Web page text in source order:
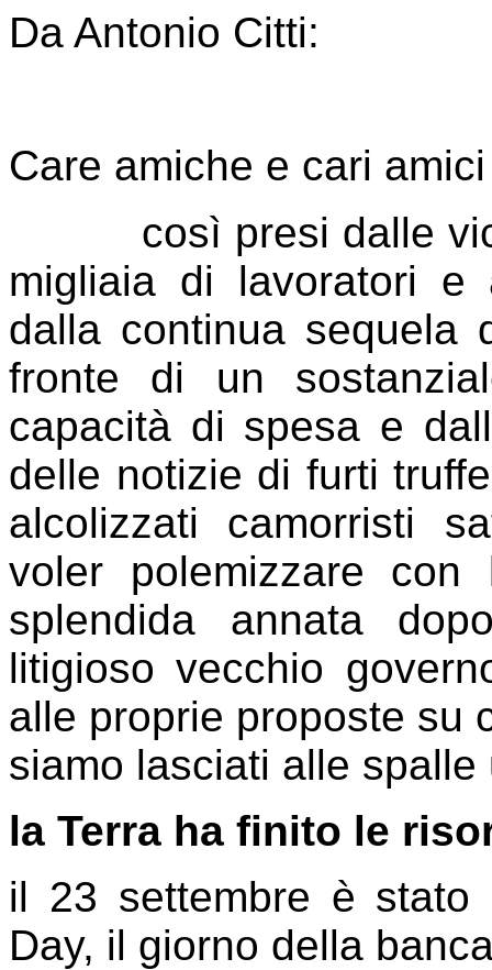
Da Antonio Citti:
Care amiche e cari
così presi dalle
migliaia di lavoratori e
dalla continua sequela
fronte di un
capacità di spesa e
delle notizie di furti
alcolizzati camorristi
voler polemizzare
splendida annata
litigioso vecchio
alle proprie proposte su
siamo lasciati alle
la Terra ha finito le
il 23 settembre è stato
Day, il giorno della